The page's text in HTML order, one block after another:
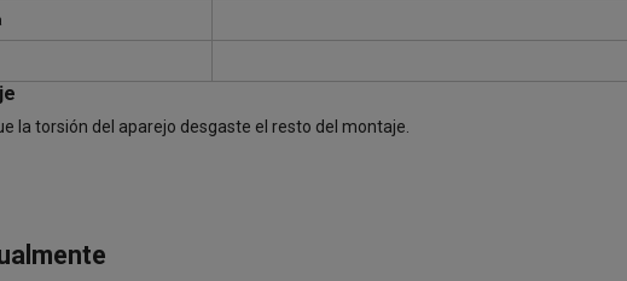
la torsión del aparejo desgaste el resto del montaje.